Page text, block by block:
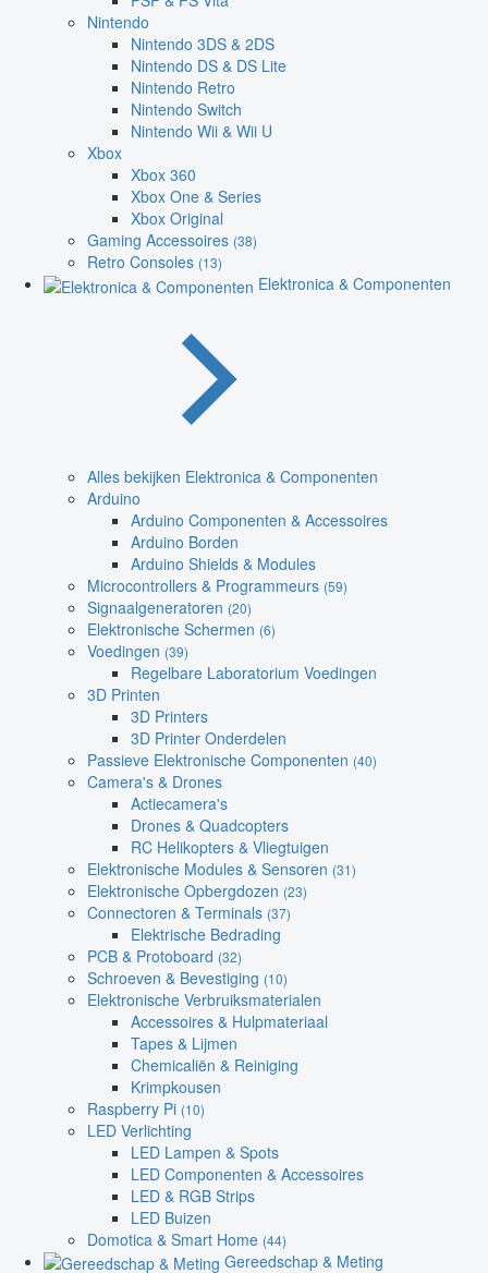
Nintendo
Nintendo 3DS & 2DS
Nintendo DS & DS Lite
Nintendo Retro
Nintendo Switch
Nintendo Wii & Wii U
Xbox
Xbox 360
Xbox One & Series
Xbox Original
Gaming Accessoires (38)
Retro Consoles (13)
Elektronica & Componenten
Alles bekijken Elektronica & Componenten
Arduino
Arduino Componenten & Accessoires
Arduino Borden
Arduino Shields & Modules
Microcontrollers & Programmeurs (59)
Signaalgeneratoren (20)
Elektronische Schermen (6)
Voedingen (39)
Regelbare Laboratorium Voedingen
3D Printen
3D Printers
3D Printer Onderdelen
Passieve Elektronische Componenten (40)
Camera's & Drones
Actiecamera's
Drones & Quadcopters
RC Helikopters & Vliegtuigen
Elektronische Modules & Sensoren (31)
Elektronische Opbergdozen (23)
Connectoren & Terminals (37)
Elektrische Bedrading
PCB & Protoboard (32)
Schroeven & Bevestiging (10)
Elektronische Verbruiksmaterialen
Accessoires & Hulpmateriaal
Tapes & Lijmen
Chemicaliën & Reiniging
Krimpkousen
Raspberry Pi (10)
LED Verlichting
LED Lampen & Spots
LED Componenten & Accessoires
LED & RGB Strips
LED Buizen
Domotica & Smart Home (44)
Gereedschap & Meting